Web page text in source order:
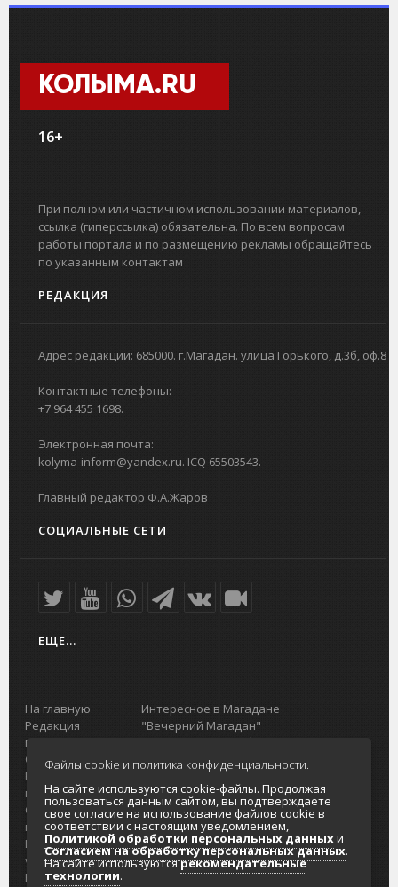
КОЛЫМА.RU
16+
При полном или частичном использовании материалов,
ссылка (гиперссылка) обязательна. По всем вопросам
работы портала и по размещению рекламы обращайтесь
по указанным контактам
РЕДАКЦИЯ
Адрес редакции: 685000. г.Магадан. улица Горького, д.3б, оф.8
Контактные телефоны:
+7 964 455 1698.
Электронная почта:
kolyma-inform@yandex.ru. ICQ 65503543.
Главный редактор Ф.А.Жаров
СОЦИАЛЬНЫЕ СЕТИ
ЕЩЕ...
На главную
Редакция
портала
О проекте
Реклама на
портале
Отзывы и
предложения
Интернет-
услуги
Разработка
Интересное в Магадане
"Вечерний Магадан"
Городская доска объявлений
Реклама
Главный туристический портал
Колымы
Политика в отношении обработки
персональных данных
Согласие на обработку персональных
данных
Файлы cookie и политика конфиденциальности.
На сайте используются cookie-файлы. Продолжая
пользоваться данным сайтом, вы подтверждаете
свое согласие на использование файлов cookie в
соответствии с настоящим уведомлением,
Политикой обработки персональных данныхи
Согласием на обработку персональных данных.
На сайте используютсярекомендательные
технологии.